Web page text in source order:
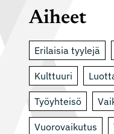
Aiheet
Erilaisia tyylejä
Kulttuuri
Työyhteisö
Vuorovaikutus